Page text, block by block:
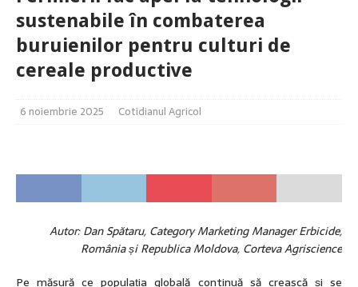
sustenabile în combaterea
buruienilor pentru culturi de
cereale productive
6 noiembrie 2025 Cotidianul Agricol
Autor: Dan Spătaru, Category Marketing Manager Erbicide,
România și Republica Moldova, Corteva Agriscience
Pe măsură ce populația globală continuă să crească și se